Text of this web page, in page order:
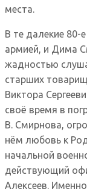
места.
В те далекие 80-
армией, и Дима
жадностью
старших
Виктора
своё время в
В. Смирнова,
нём любовь к
начальной
действующий
Алексеев.